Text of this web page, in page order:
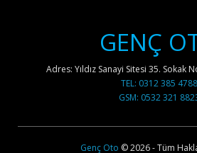
GENÇ
Adres: Yıldız Sanayi Sitesi 35. Sokak
TEL: 0312 385 4788
GSM: 0532 321
Genç Oto © 2026 - Tüm